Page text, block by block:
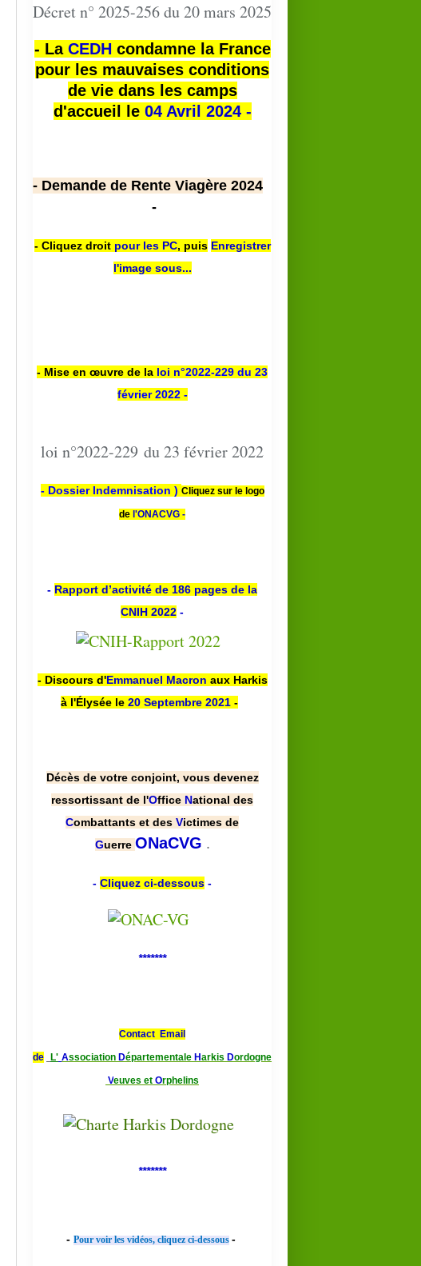
Décret n° 2025-256 du 20 mars 2025
- La CEDHcondamne la France
pour les mauvaises conditions
de vie dans les camps
d'accueil le 04 Avril 2024 -
- Demande de Rente Viagère 2024
-
- Cliquez droit pour les PC, puis Enregistrer
l'image sous...
- Mise en œuvre de la loi n°2022-229 du 23
février 2022 -
loi n°2022-229 du 23 février 2022
- Dossier Indemnisation ) Cliquez sur le logo
de l'ONACVG -
- Rapport d’activité de 186 pages de la
CNIH 2022 -
- Discours d'Emmanuel Macron aux Harkis
à l'Élysée le 20 Septembre 2021 -
Décès de votre conjoint, vous devenez
ressortissant de l'Office National des
Combattants et des Victimes de
Guerre ONaCVG .
- Cliquez ci-dessous -
*******
Contact Email
de L' Association Départementale Harkis Dordogne
Veuves et Orphelins
*******
- Pour voir les vidéos, cliquez ci-dessous -